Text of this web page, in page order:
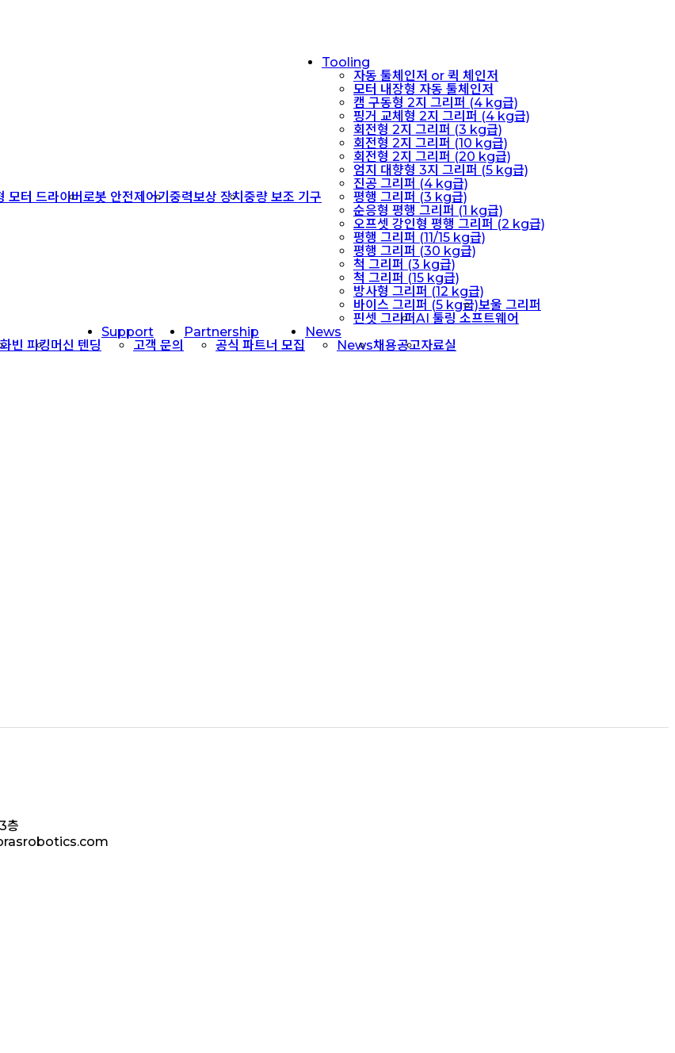
모터 드라이버 로봇 안전제어기 중력보상 장치 중량 보조 기구
Tooling
자동 툴체인저 or 퀵 체인저
모터 내장형 자동 툴체인저
캠 구동형 2지 그리퍼 (4 kg급)
핑거 교체형 2지 그리퍼 (4 kg급)
회전형 2지 그리퍼 (3 kg급)
회전형 2지 그리퍼 (10 kg급)
회전형 2지 그리퍼 (20 kg급)
엄지 대향형 3지 그리퍼 (5 kg급)
진공 그리퍼 (4 kg급)
평행 그리퍼 (3 kg급)
순응형 평행 그리퍼 (1 kg급)
오프셋 강인형 평행 그리퍼 (2 kg급)
평행 그리퍼 (11/15 kg급)
평행 그리퍼 (30 kg급)
척 그리퍼 (3 kg급)
척 그리퍼 (15 kg급)
방사형 그리퍼 (12 kg급)
바이스 그리퍼 (5 kg급)보울 그리퍼
핀셋 그리퍼AI 툴링 소프트웨어
빈 피킹머신 텐딩
Support
고객 문의
Partnership
공식 파트너 모집
News
News채용공고자료실
층